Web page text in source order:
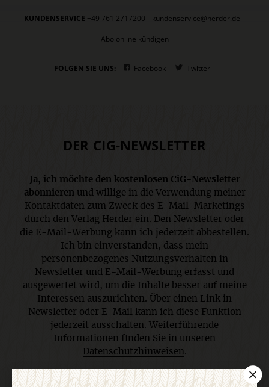
KUNDENSERVICE +49 761 2717200
kundenservice@herder.de
Abo online kündigen
FOLGEN SIE UNS: Facebook Twitter
DER CIG-NEWSLETTER
Ja, ich möchte den kostenlosen CiG-Newsletter
abonnieren und willige in die Verwendung meiner
Kontaktdaten zum Zweck des E-Mail-Marketings
durch den Verlag Herder ein. Den Newsletter oder
die E-Mail-Werbung kann ich jederzeit abbestellen.
Ich bin einverstanden, dass mein
personenbezogenes Nutzungsverhalten in
Newsletter und E-Mail-Werbung erfasst und
ausgewertet wird, um die Inhalte besser auf meine
Interessen auszurichten. Über einen Link in
Newsletter oder E-Mail kann ich diese Funktion
jederzeit ausschalten. Weiterführende
Informationen finden Sie in unseren
Datenschutzhinweisen .